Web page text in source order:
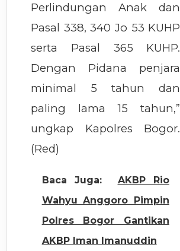
Perlindungan Anak dan
Pasal 338, 340 Jo 53 KUHP
serta Pasal 365 KUHP.
Dengan Pidana penjara
minimal 5 tahun dan
paling lama 15 tahun,”
ungkap Kapolres Bogor.
(Red)
Baca Juga:
AKBP Rio
Wahyu Anggoro Pimpin
Polres Bogor Gantikan
AKBP Iman Imanuddin